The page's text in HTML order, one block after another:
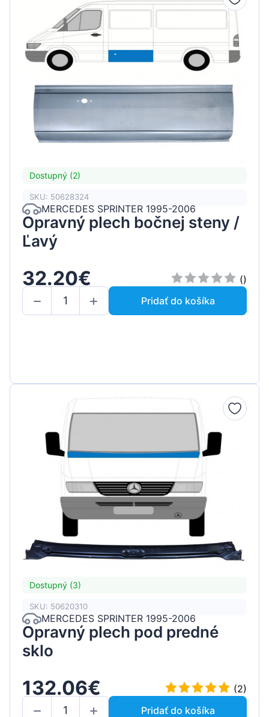
Dostupný (2)
SKU: 50628324
MERCEDES SPRINTER 1995-2006
Opravný plech bočnej steny /
Ľavý
32.20€
()
Pridať do košíka
Dostupný (3)
SKU: 50620310
MERCEDES SPRINTER 1995-2006
Opravný plech pod predné
sklo
132.06€
(2)
Pridať do košíka